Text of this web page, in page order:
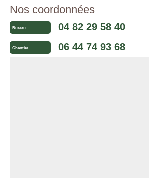
Nos coordonnées
Bureau 04 82 29 58 40
Chantier 06 44 74 93 68